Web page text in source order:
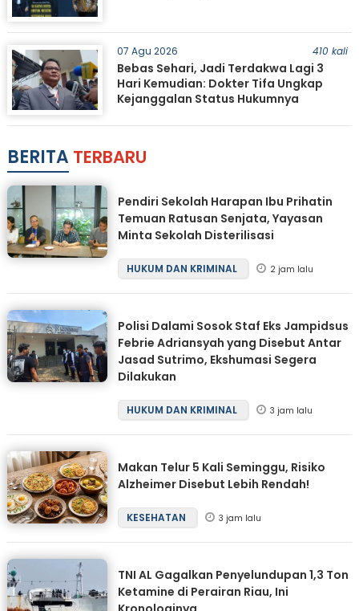
07 Agu 2026 410 kali
Bebas Sehari, Jadi Terdakwa Lagi 3
Hari Kemudian: Dokter Tifa Ungkap
Kejanggalan Status Hukumnya
BERITA TERBARU
Pendiri Sekolah Harapan Ibu Prihatin
Temuan Ratusan Senjata, Yayasan
Minta Sekolah Disterilisasi
HUKUM DAN KRIMINAL 2 jam lalu
Polisi Dalami Sosok Staf Eks Jampidsus
Febrie Adriansyah yang Disebut Antar
Jasad Sutrimo, Ekshumasi Segera
Dilakukan
HUKUM DAN KRIMINAL 3 jam lalu
Makan Telur 5 Kali Seminggu, Risiko
Alzheimer Disebut Lebih Rendah!
KESEHATAN 3 jam lalu
TNI AL Gagalkan Penyelundupan 1,3 Ton
Ketamine di Perairan Riau, Ini